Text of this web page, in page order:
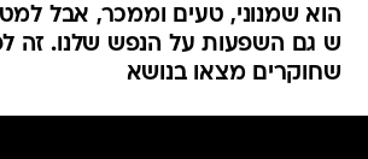
הוא שמנוני, טעים וממכר, אבל
ש גם השפעות על הנפש שלנו. זה
שחוקרים מצאו בנושא